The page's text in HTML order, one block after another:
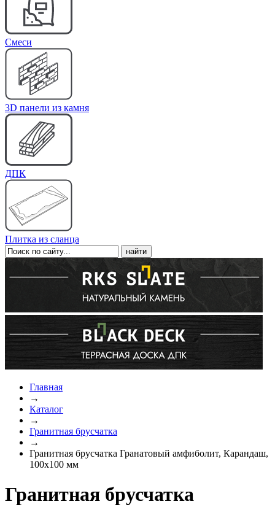
Cмеси
3D панели из камня
ДПК
Плитка из сланца
Главная
→
Каталог
→
Гранитная брусчатка
→
Гранитная брусчатка Гранатовый амфиболит, Карандаш,
100x100 мм
Гранитная брусчатка